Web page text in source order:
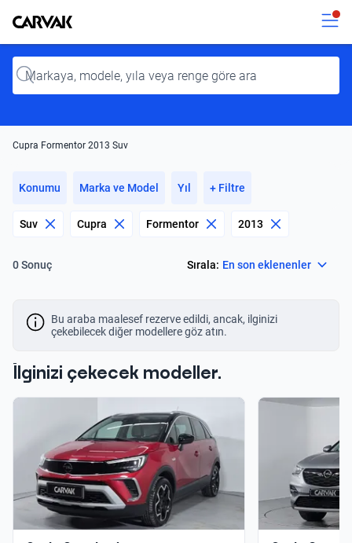
Kavak
Input
Cupra Formentor 2013 Suv
Konumu Marka ve Model Yıl + Filtre
Suv Cupra Formentor 2013
0 Sonuç Sırala: En son eklenenler
Bu araba maalesef rezerve edildi, ancak, ilginizi
çekebilecek diğer modellere göz atın.
İlginizi çekecek modeller.